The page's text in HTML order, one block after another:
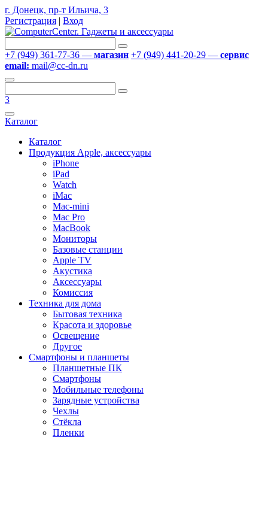
г. Донецк, пр-т Ильича, 3
Регистрация | Вход
+7 (949) 361-77-36 — магазин +7 (949) 441-20-29 — сервис
email: mail@cc-dn.ru
3
Каталог
Каталог
Продукция Apple, аксессуары
iPhone
iPad
Watch
iMac
Mac-mini
Mac Pro
MacBook
Мониторы
Базовые станции
Apple TV
Акустика
Аксессуары
Комиссия
Техника для дома
Бытовая техника
Красота и здоровье
Освещение
Другое
Смартфоны и планшеты
Планшетные ПК
Смартфоны
Мобильные телефоны
Зарядные устройства
Чехлы
Стёкла
Пленки